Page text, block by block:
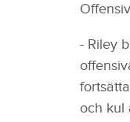
- Riley
och kul